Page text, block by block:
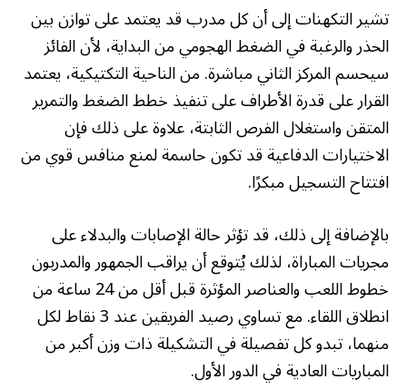
تشير التكهنات إلى أن كل مدرب قد يعتمد على توازن بين
الحذر والرغبة في الضغط الهجومي من البداية، لأن الفائز
سيحسم المركز الثاني مباشرة. من الناحية التكتيكية، يعتمد
القرار على قدرة الأطراف على تنفيذ خطط الضغط والتمرير
المتقن واستغلال الفرص الثابتة، علاوة على ذلك فإن
الاختيارات الدفاعية قد تكون حاسمة لمنع منافس قوي من
افتتاح التسجيل مبكرًا.
بالإضافة إلى ذلك، قد تؤثر حالة الإصابات والبدلاء على
مجريات المباراة، لذلك يُتوقع أن يراقب الجمهور والمدربون
خطوط اللعب والعناصر المؤثرة قبل أقل من 24 ساعة من
انطلاق اللقاء. مع تساوي رصيد الفريقين عند 3 نقاط لكل
منهما، تبدو كل تفصيلة في التشكيلة ذات وزن أكبر من
المباريات العادية في الدور الأول.